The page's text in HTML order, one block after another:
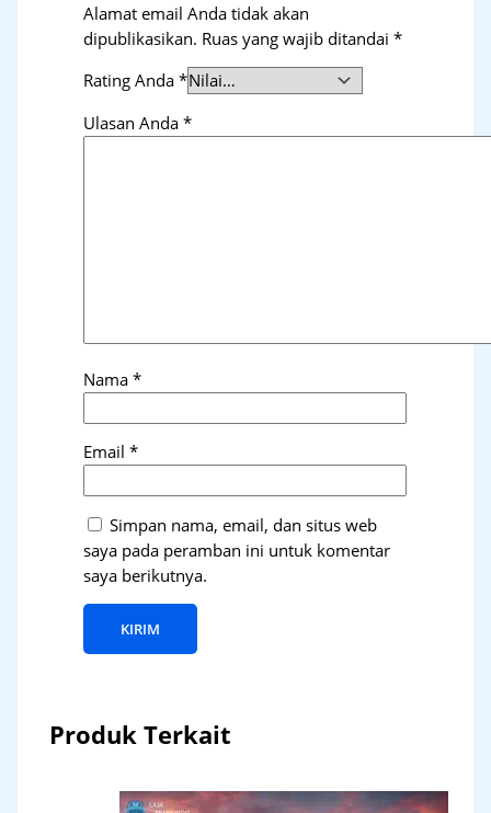
Alamat email Anda tidak akan
dipublikasikan. Ruas yang wajib ditandai*
Rating Anda*
Ulasan Anda*
Nama*
Email*
Simpan nama, email, dan situs web
saya pada peramban ini untuk komentar
saya berikutnya.
Produk Terkait